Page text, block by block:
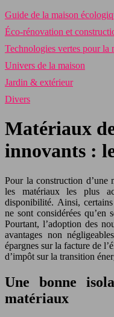
Guide de la maison
Éco-rénovation et
Technologies vertes pour la
Univers de la maison
Jardin & extérieur
Divers
Matériaux
innovants :
Pour la construction d’une maison, la plupart des gens optent pour
les matériaux les plus
disponibilité. Ainsi,
ne sont considérées qu’en
Pourtant, l’adoption des
avantages non
épargnes sur la facture de
d’impôt sur la transition
Une bonne
matériaux